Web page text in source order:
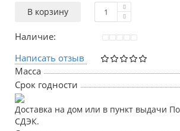
В корзину
Наличие:
Написать отзыв
Масса
Срок годности
Доставка на дом или в пункт выдачи
СДЭК.